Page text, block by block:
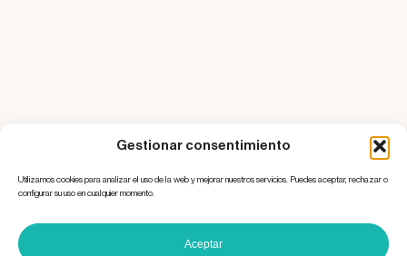
Gestionar consentimiento
Utilizamos cookies para analizar el uso de la web y mejorar nuestros servicios. Puedes aceptar, rechazar o
configurar su uso en cualquier momento.
Aceptar